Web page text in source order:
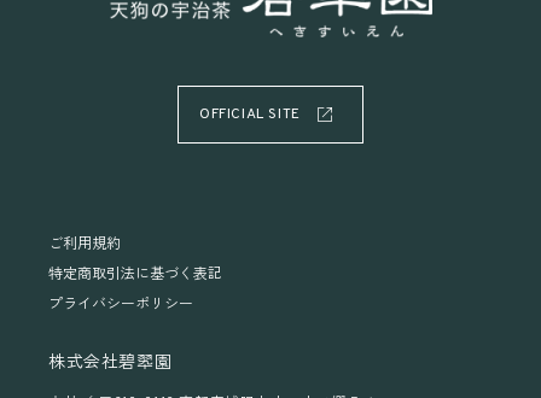
OFFICIAL SITE
ご利用規約
特定商取引法に基づく表記
プライバシーポリシー
株式会社碧翆園